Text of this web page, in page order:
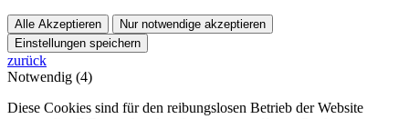
Alle Akzeptieren
Nur notwendige akzeptieren
Einstellungen speichern
zurück
Notwendig (4)
Diese Cookies sind für den reibungslosen Betrieb der Website